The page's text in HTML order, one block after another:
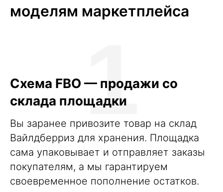
моделям маркетплейса
Схема FBO — продажи со
склада площадки
Вы заранее привозите товар на склад
Вайлдберриз для хранения. Площадка
сама упаковывает и отправляет заказы
покупателям, а мы гарантируем
своевременное пополнение остатков.
1